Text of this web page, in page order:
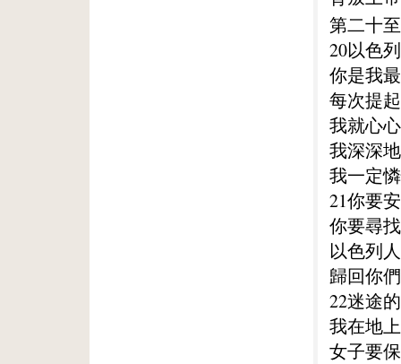
第二十
20以色
你是我
每次提
我就心
我深深
我一定
21你要
你要尋
以色列
歸回你
22迷途
我在地
女子要